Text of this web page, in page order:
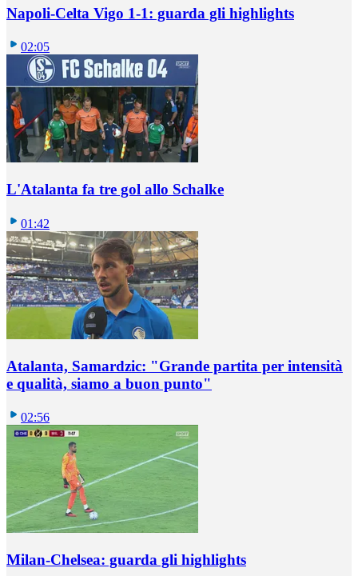
Napoli-Celta Vigo 1-1: guarda gli highlights
02:05
L'Atalanta fa tre gol allo Schalke
01:42
Atalanta, Samardzic: "Grande partita per intensità
e qualità, siamo a buon punto"
02:56
Milan-Chelsea: guarda gli highlights